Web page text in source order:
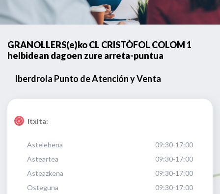
GRANOLLERS(e)ko CL CRISTÒFOL COLOM 1
helbidean dagoen zure arreta-puntua
Iberdrola Punto de Atención y Venta
Itxita:
Astelehena
09:30-17:00
Asteartea
09:30-17:00
Asteazkena
09:30-17:00
Osteguna
09:30-17:00